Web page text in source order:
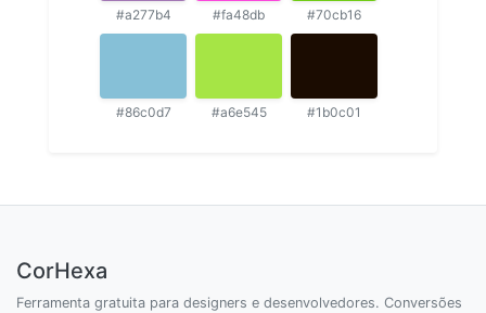
#a277b4 #fa48db #70cb16
#86c0d7 #a6e545 #1b0c01
CorHexa
Ferramenta gratuita para designers e desenvolvedores. Conversões